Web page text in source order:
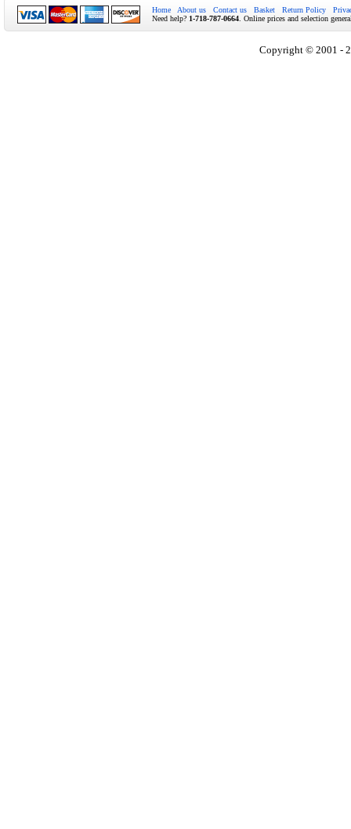
Home About us Contact us Basket Return Policy
Need help? 1-718-787-0664 . Online prices and selection
Copyright © 2001 -